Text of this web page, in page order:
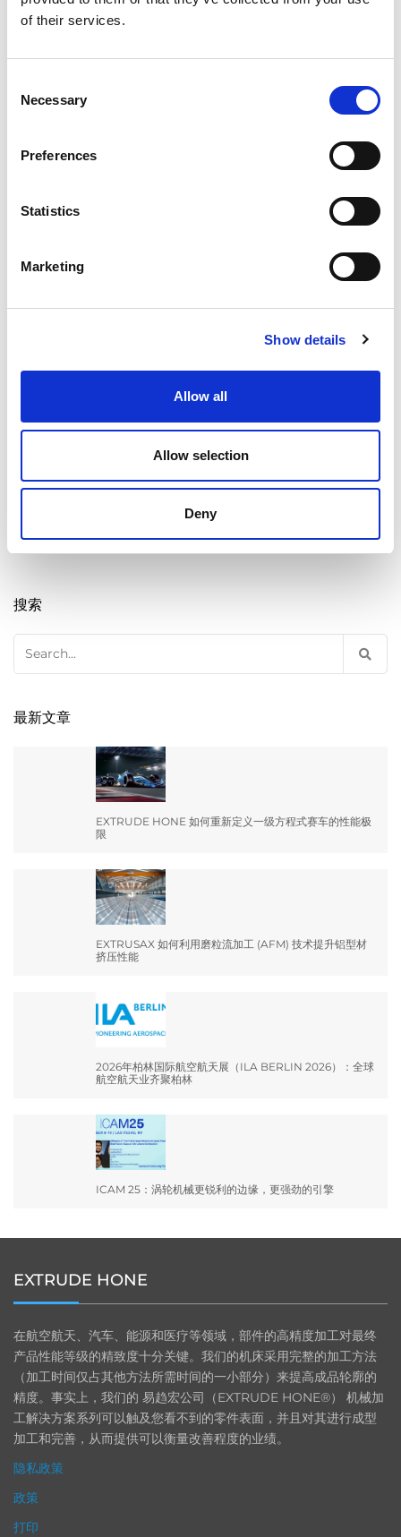
of their services.
Selection
Necessary
Preferences
Statistics
Marketing
Show details
Allow all
Allow selection
Deny
叶轮、导叶、叶片和旋流器，到泵叶轮和导叶，几十年来，行业领
Read more about
Categories Machining Process
加工工艺,叶轮,泵效率,流体动力,
磨粒流加工,能源
搜索
for:
最新文章
EXTRUDE HONE 如何重新定义一级方程式赛车的性能极
限
EXTRUSAX 如何利用磨粒流加工 (AFM) 技术提升铝型材
挤压性能
2026年柏林国际航空航天展（ILA BERLIN 2026）：全球
航空航天业齐聚柏林
ICAM 25：涡轮机械更锐利的边缘，更强劲的引擎
EXTRUDE HONE
在航空航天、汽车、能源和医疗等领域，部件的高精度加工对最终
产品性能等级的精致度十分关键。我们的机床采用完整的加工方法
（加工时间仅占其他方法所需时间的一小部分）来提高成品轮廓的
精度。事实上，我们的 易趋宏公司（EXTRUDE HONE®） 机械加
工解决方案系列可以触及您看不到的零件表面，并且对其进行成型
加工和完善，从而提供可以衡量改善程度的业绩。
隐私政策
政策
打印